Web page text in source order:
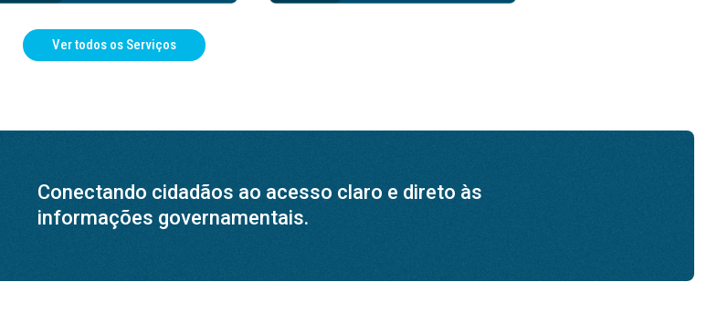
Ver todos os Serviços
Conectando cidadãos ao acesso claro e direto às
informações governamentais.